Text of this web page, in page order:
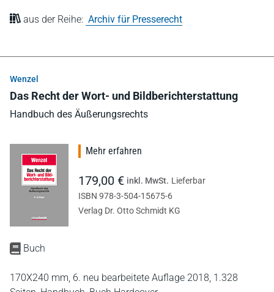
aus der Reihe: Archiv für Presserecht
Wenzel
Das Recht der Wort- und Bildberichterstattung
Handbuch des Äußerungsrechts
Buch
170X240 mm, 6. neu bearbeitete Auflage 2018, 1.328
Mehr erfahren
179,00 € inkl. MwSt. Lieferbar
ISBN 978-3-504-15675-6
Verlag Dr. Otto Schmidt KG